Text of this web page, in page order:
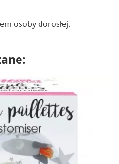
osoby dorosłej.